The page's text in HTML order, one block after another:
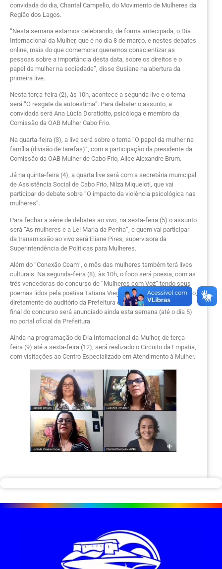
convidada do dia, Chantal Campello, do Movimento de Mulheres da
Região dos Lagos.
“Nesta semana estamos celebrando, de forma antecipada, o Dia
Internacional da Mulher, que é no dia 8 de março, e nestes debates
online, mais do que comemorar queremos conscientizar as
pessoas sobre a importância desta data, sobre os direitos e o
papel da mulher na sociedade”, disse Susiane na abertura da
primeira live.
Nesta terça-feira (2), às 10h, acontece a segunda live e o tema
será “O resgate da autoestima”. Para debater o assunto, a
convidada será Ana Lúcia Doratiotto, psicóloga e membro da
Comissão da OAB Mulher Cabo Frio.
Na quarta-feira (3), a live será sobre o tema “O papel da mulher na
família (divisão de tarefas)”, com a participação da presidente da
Comissão da OAB Mulher de Cabo Frio, Alice Alexandre Brum.
Já na quinta-feira (4), a quarta live será com a secretária municipal
de Assistência Social de Cabo Frio, Nilza Miqueloti, que vai
participar do debate sobre “O impacto da violência psicológica nas
mulheres”.
Para fechar a série de debates ao vivo, na sexta-feira (5) o assunto
será “As mulheres e a Lei Maria da Penha”, e quem vai participar
da transmissão ao vivo será Eliane Pires, supervisora da
Superintendência de Políticas para Mulheres.
Além do “Conexão Ceam”, o mês das mulheres também terá lives
culturais. Na segunda-feira (8), às 10h, o foco será poesia, com as
três vencedoras do concurso de “Mulheres com Voz” tendo seus
poemas lidos pela poetisa Tatiana Viegas, em transmissão ao vivo,
diretamente do auditório da Prefeitura de Cabo Frio. O resultado
final do concurso será anunciado ainda esta semana (até o dia 5)
no portal oficial da Prefeitura.
Ainda na programação do Dia Internacional da Mulher, de terça-
feira (9) até a sexta-feira (12), será realizado o Circuito da Empatia,
com visitações ao Centro Especializado em Atendimento à Mulher.